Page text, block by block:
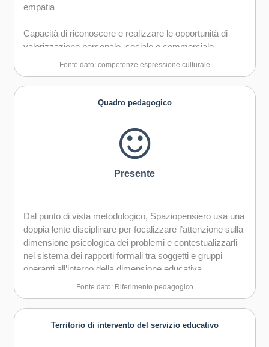
empatia
Capacità di riconoscere e realizzare le opportunità di
valorizzazione personale, sociale o commerciale
mediante le arti e le altre forme culturali
Capacità di impegnarsi in processi creativi sia
individualmente che collettivamente
Curiosità nei confronti del mondo, apertura per
immaginare nuove possibilità
Fonte dato: competenze espressione culturale
Quadro pedagogico
Presente
Dal punto di vista metodologico, Spaziopensiero usa una
doppia lente disciplinare per focalizzare l’attenzione sulla
dimensione psicologica dei problemi e contestualizzarli
nel sistema dei rapporti formali tra soggetti e gruppi
operanti all’interno della dimensione educativa.
Fonte dato: Riferimento pedagogico
Territorio di intervento del servizio educativo